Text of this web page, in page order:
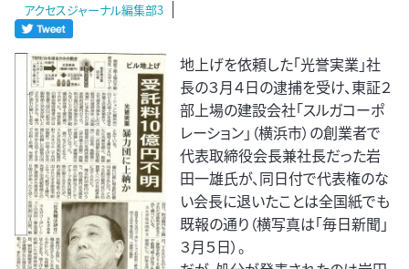
アクセスジャーナル編集部3
地上げを依頼した「光誉実業」社
長の３月４日の逮捕を受け、東証２
部上場の建設会社「スルガコーポ
レーション」（横浜市）の創業者で
代表取締役会長兼社長だった岩
田一雄氏が、同日付で代表権のな
い会長に退いたことは全国紙でも
既報の通り（横写真は「毎日新聞」
３月５日）。